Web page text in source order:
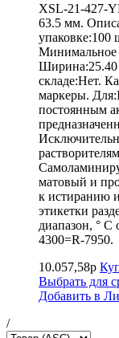
XSL-21-427-
63.5 мм.
Минимальное
Ширина:25.40
складе:Нет.
маркеры.
постоянным
матовый и
к истиранию
этикетки
диапазон, ° С
4300=R-7950.
10.057,58р
Выбрать для
Добавить в
/